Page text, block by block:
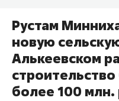
Рустам
новую
Алькеевском
более 100 млн.